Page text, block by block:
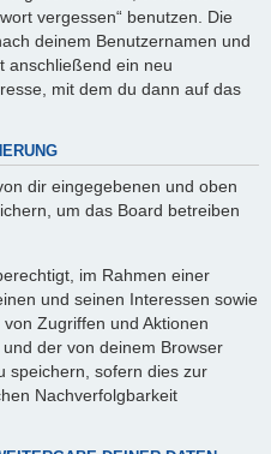
vergessen“ benutzen. Die
deinem Benutzernamen und
anschließend ein neu
mit dem du dann auf das
dir eingegebenen und oben
um das Board betreiben
im Rahmen einer
und seinen Interessen sowie
Zugriffen und Aktionen
der von deinem Browser
speichern, sofern dies zur
Nachverfolgbarkeit